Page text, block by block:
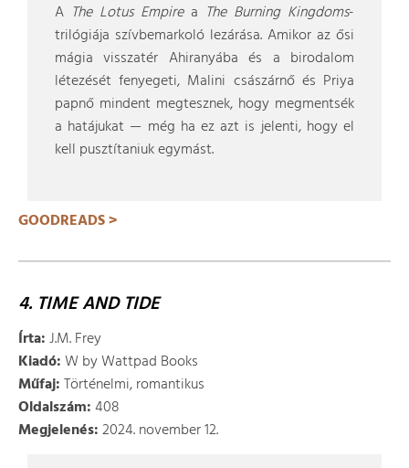
A The Lotus Empirea The Burning Kingdoms-
trilógiája szívbemarkoló lezárása. Amikor az ősi
mágia visszatér Ahiranyába és a birodalom
létezését fenyegeti, Malini császárnő és Priya
papnő mindent megtesznek, hogy megmentsék
a hatájukat — még ha ez azt is jelenti, hogy el
kell pusztítaniuk egymást.
GOODREADS >
4. TIME AND TIDE
Írta:J.M. Frey
Kiadó:W by Wattpad Books
Műfaj:Történelmi, romantikus
Oldalszám:408
Megjelenés:2024. november 12.